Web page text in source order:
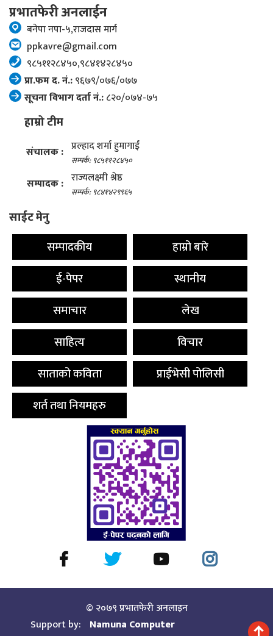
प्रभातफेरी अनलाईन
बनेपा नपा-५,राजदास मार्ग
ppkavre@gmail.com
९८५११२८४५०,९८४१४२८४५०
प्रा.फम द. नं.:९६७९/०७६/०७७
सूचना विभाग दर्ता नं.:८२०/०७४-७५
हाम्रो टीम
संचालक : प्रल्हाद शर्मा हुमागाईं
सम्पर्क: ९८५११२८४५०
सम्पादक : राज्यलक्ष्मी श्रेष्ठ
सम्पर्क: ९८४१४२९९६५
साईट मेनु
सम्पादकीय
हाम्रो बारे
ई-पेपर
स्थानीय
समाचार
लेख
साहित्य
विचार
साताको कविता
प्राईभेसी पोलिसी
शर्त तथा नियमहरु
© २०७९ प्रभातफेरी अनलाइन
Support by: Namuna Computer